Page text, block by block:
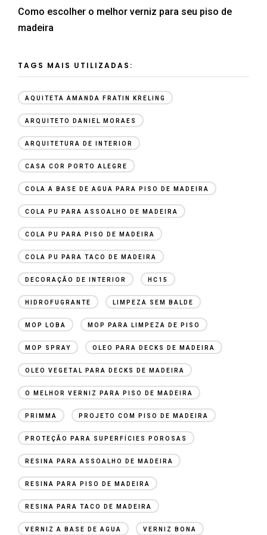
Como escolher o melhor verniz para seu piso de
madeira
TAGS MAIS UTILIZADAS:
AQUITETA AMANDA FRATIN KRELING
ARQUITETO DANIEL MORAES
ARQUITETURA DE INTERIOR
CASA COR PORTO ALEGRE
COLA A BASE DE AGUA PARA PISO DE MADEIRA
COLA PU PARA ASSOALHO DE MADEIRA
COLA PU PARA PISO DE MADEIRA
COLA PU PARA TACO DE MADEIRA
DECORAÇÃO DE INTERIOR HC15
HIDROFUGRANTE LIMPEZA SEM BALDE
MOP LOBA MOP PARA LIMPEZA DE PISO
MOP SPRAY OLEO PARA DECKS DE MADEIRA
OLEO VEGETAL PARA DECKS DE MADEIRA
O MELHOR VERNIZ PARA PISO DE MADEIRA
PRIMMA PROJETO COM PISO DE MADEIRA
PROTEÇÃO PARA SUPERFÍCIES POROSAS
RESINA PARA ASSOALHO DE MADEIRA
RESINA PARA PISO DE MADEIRA
RESINA PARA TACO DE MADEIRA
VERNIZ A BASE DE AGUA VERNIZ BONA